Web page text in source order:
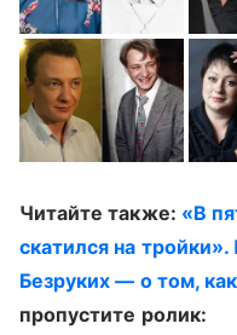
Читайте также: «В
скатился на
Безруких — о том,
пропустите ролик: